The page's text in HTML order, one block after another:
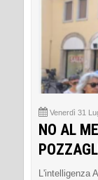
Venerdì 31
NO AL
L'intelligenza